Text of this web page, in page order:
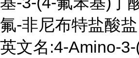
氟-非尼布特盐酸盐
英文名:4-Amino-3-